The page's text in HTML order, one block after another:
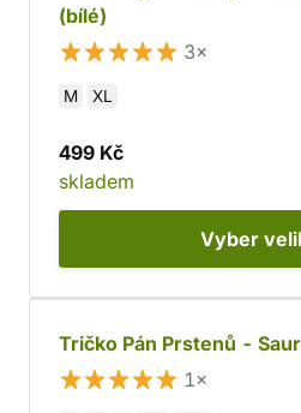
(bílé)
3×
M XL
499 Kč
skladem
Vyber
Tričko Pán Prstenů -
1×